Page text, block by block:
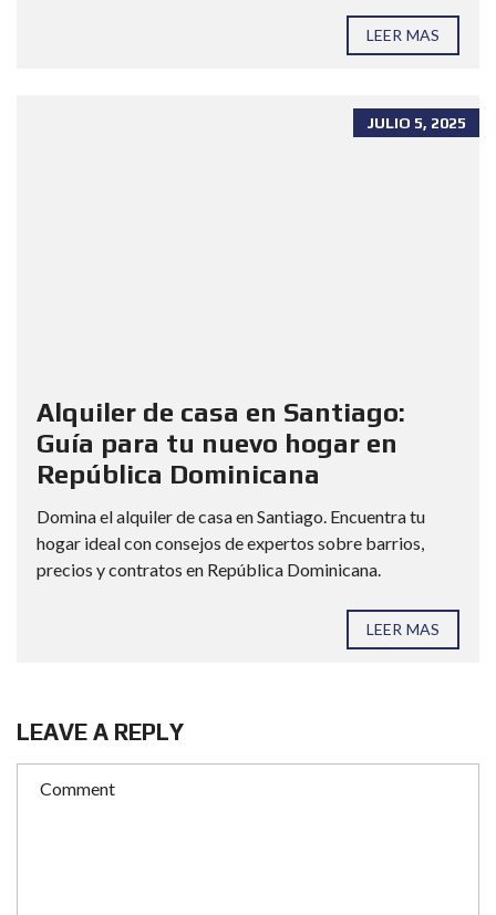
LEER MAS
JULIO 5, 2025
Alquiler de casa en Santiago:
Guía para tu nuevo hogar en
República Dominicana
Domina el alquiler de casa en Santiago. Encuentra tu
hogar ideal con consejos de expertos sobre barrios,
precios y contratos en República Dominicana.
LEER MAS
LEAVE A REPLY